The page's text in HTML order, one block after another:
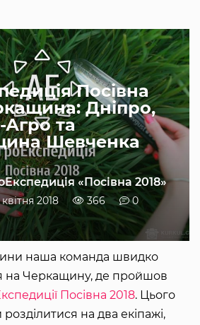
Посівна
Дніпро,
та
Шевченка
«Посівна 2018»
2018 366 0
наша команда швидко
на Черкащину, де пройшов
Посівна 2018. Цього
на два екіпажі,